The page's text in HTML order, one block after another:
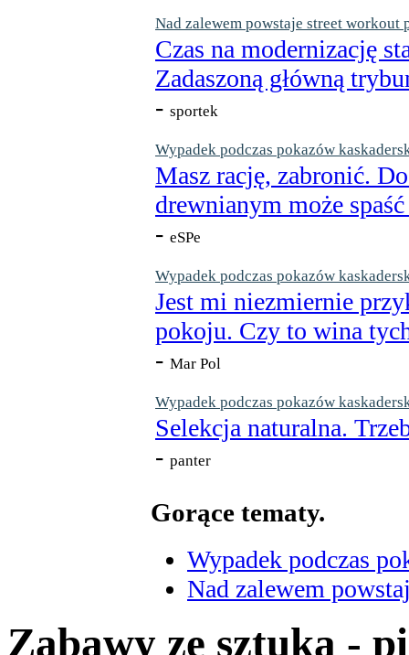
Nad zalewem powstaje street workout
Czas na modernizację
Zadaszoną główną
- sportek
Wypadek podczas pokazów
Masz rację, zabronić.
drewnianym może
- eSPe
Wypadek podczas pokazów
Jest mi niezmiernie
pokoju. Czy to wina
- Mar Pol
Wypadek podczas pokazów
Selekcja naturalna.
- panter
Gorące tematy.
Wypadek podczas
Nad zalewem
Zabawy ze sztuką -